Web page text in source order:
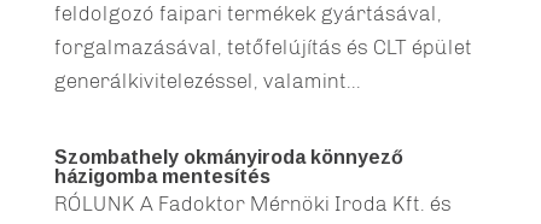
feldolgozó faipari termékek gyártásával,
forgalmazásával, tetőfelújítás és CLT épület
generálkivitelezéssel, valamint...
Szombathely okmányiroda könnyező
házigomba mentesítés
RÓLUNK A Fadoktor Mérnöki Iroda Kft. és